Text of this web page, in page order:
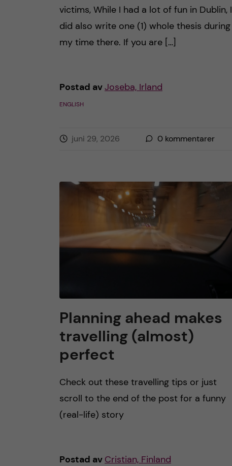
victims, While I had a lot of fun in Dublin, I
did also write one (1) whole thesis during
my time there. If you are […]
Postad avJoseba, Irland
ENGLISH
juni 29, 2026 0 kommentarer
Planning ahead makes
travelling (almost)
perfect
Check out these travelling tips or just
scroll to the end of the post for a funny
(real-life) story
Postad av Cristian, Finland